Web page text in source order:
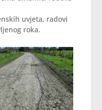
uvjeta, radovi
roka.